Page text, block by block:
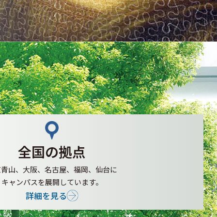
全国の拠点
山、大阪、名古屋、福岡、仙台に
キャンパスを展開しています。
詳細を見る